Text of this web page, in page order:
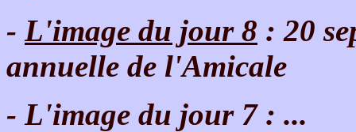
- L'image du jour 8 : 20
annuelle de l'Amicale
- L'image du jour 7 : ...